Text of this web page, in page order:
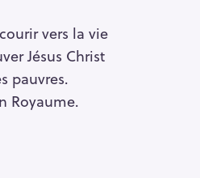
vers la vie
Jésus Christ
pauvres.
Royaume.